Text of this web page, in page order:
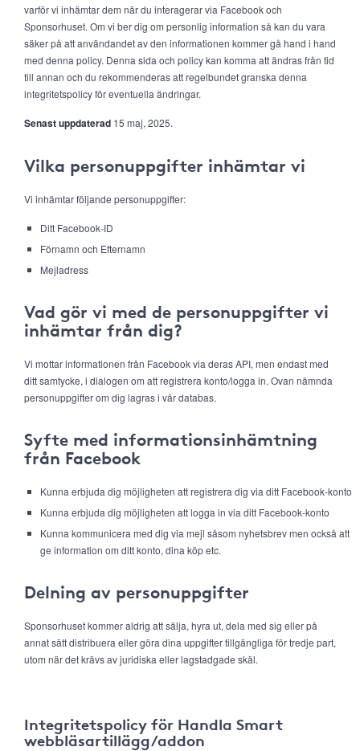
varför vi inhämtar dem när du interagerar via Facebook och
Sponsorhuset. Om vi ber dig om personlig information så kan du vara
säker på att användandet av den informationen kommer gå hand i hand
med denna policy. Denna sida och policy kan komma att ändras från tid
till annan och du rekommenderas att regelbundet granska denna
integritetspolicy för eventuella ändringar.
Senast uppdaterad 15 maj, 2025.
Vilka personuppgifter inhämtar vi
Vi inhämtar följande personuppgifter:
Ditt Facebook-ID
Förnamn och Efternamn
Mejladress
Vad gör vi med de personuppgifter vi
inhämtar från dig?
Vi mottar informationen från Facebook via deras API, men endast med
ditt samtycke, i dialogen om att registrera konto/logga in. Ovan nämnda
personuppgifter om dig lagras i vår databas.
Syfte med informationsinhämtning
från Facebook
Kunna erbjuda dig möjligheten att registrera dig via ditt Facebook-konto
Kunna erbjuda dig möjligheten att logga in via ditt Facebook-konto
Kunna kommunicera med dig via mejl såsom nyhetsbrev men också att
ge information om ditt konto, dina köp etc.
Delning av personuppgifter
Sponsorhuset kommer aldrig att sälja, hyra ut, dela med sig eller på
annat sätt distribuera eller göra dina uppgifter tillgängliga för tredje part,
utom när det krävs av juridiska eller lagstadgade skäl.
Integritetspolicy för Handla Smart
webbläsartillägg/addon